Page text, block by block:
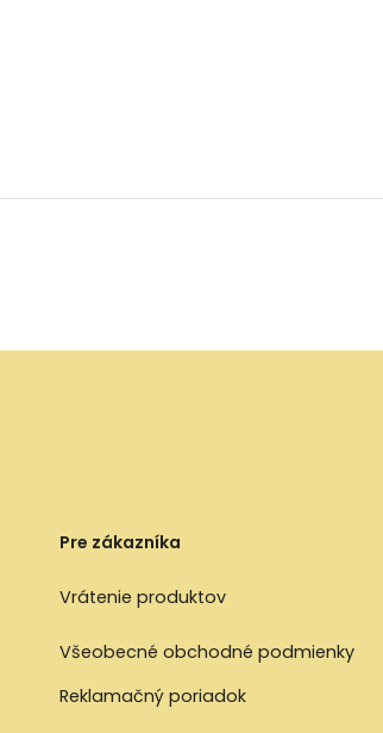
Pre zákazníka
Vrátenie produktov
Všeobecné obchodné podmienky
Reklamačný poriadok